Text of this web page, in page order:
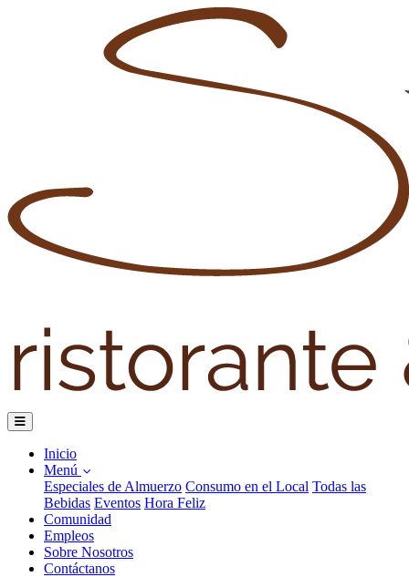
Inicio
Menú
Especiales de Almuerzo Consumo en el Local Todas las
Bebidas Eventos Hora Feliz
Comunidad
Empleos
Sobre Nosotros
Contáctanos